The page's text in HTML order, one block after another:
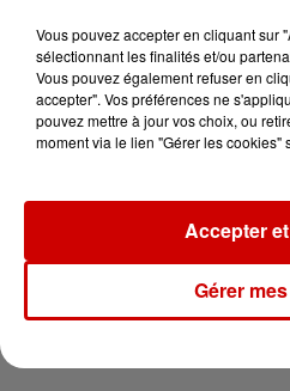
Le Duel -
en jet ski !
Newsletter
Vous pouvez accepter en cliquant sur
sélectionnant les finalités et/ou
Vous pouvez également refuser en
accepter". Vos préférences ne
pouvez mettre à jour vos choix, ou
moment via le lien "Gérer les cookies"
Gérer
Accepter